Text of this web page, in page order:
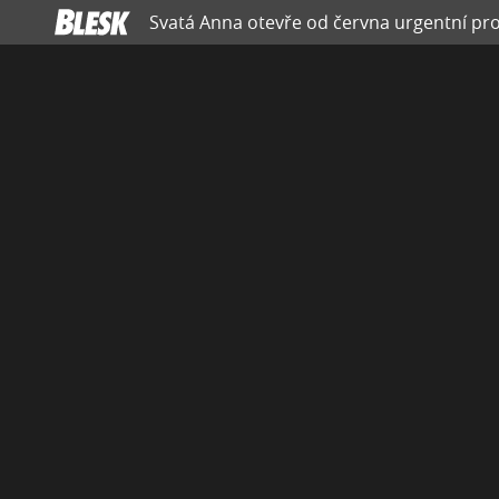
Svatá Anna otevře od června urgentní